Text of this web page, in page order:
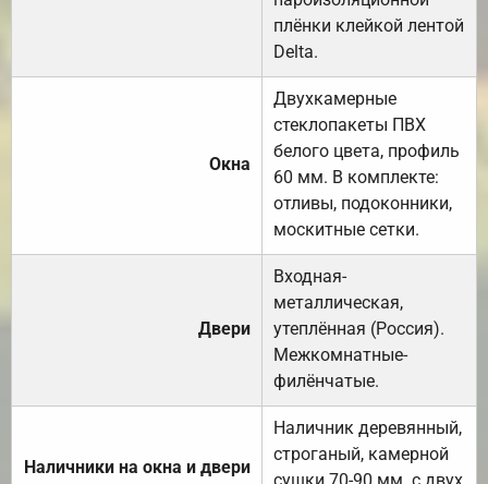
плёнки клейкой лентой
Delta.
Окна
Двухкамерные
стеклопакеты ПВХ
белого цвета, профиль
60 мм. В комплекте:
отливы, подоконники,
москитные сетки.
Двери
Входная-
металлическая,
утеплённая (Россия).
Межкомнатные-
филёнчатые.
Наличники на окна и двери
Наличник деревянный,
строганый, камерной